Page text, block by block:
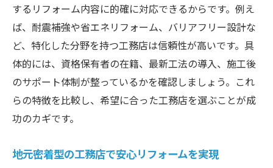
するリフォーム内容に的確に対応できるからです。例え
ば、耐震補強や省エネリフォーム、バリアフリー設計な
ど、特化した分野を持つ工務店は信頼性が高いです。具
体的には、資格保有者の在籍、最新工法の導入、施工後
のサポート体制が整っているかを確認しましょう。これ
らの特徴を比較し、希望に合った工務店を選ぶことが成
功のカギです。
地元密着型の工務店で安心リフォームを実現